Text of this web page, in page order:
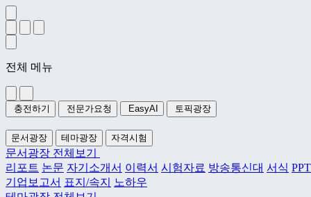
전체 메뉴
충전하기 전문가요청 EasyAI 토픽광장
문서광장 테마광장 자격시험
문서광장 전체보기
리포트 논문 자기소개서 이력서 시험자료 방송통신대 서식 PPT
기업보고서 표지/속지
노하우